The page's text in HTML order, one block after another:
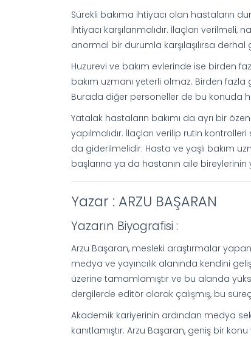
Sürekli bakıma ihtiyacı olan hastaların
ihtiyacı karşılanmalıdır. İlaçları verilmeli,
anormal bir durumla karşılaşılırsa
Huzurevi ve bakım evlerinde ise birden
bakım uzmanı yeterli olmaz. Birden
Burada diğer personeller de bu konuda
Yatalak hastaların bakımı da ayrı bir
yapılmalıdır. İlaçları verilip rutin
da giderilmelidir. Hasta ve yaşlı bakım
başlarına ya da hastanın aile bireylerinin
Yazar : ARZU BAŞARAN
Yazarın Biyografisi :
Arzu Başaran, mesleki araştırmalar
medya ve yayıncılık alanında kendini
üzerine tamamlamıştır ve bu alanda
dergilerde editör olarak çalışmış, bu
Akademik kariyerinin ardından medya
kanıtlamıştır. Arzu Başaran, geniş bir